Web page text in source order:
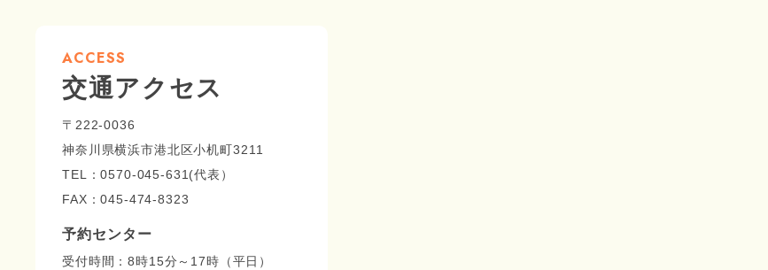
ACCESS
交通アクセス
〒222-0036
神奈川県横浜市港北区小机町3211
TEL：0570-045-631(代表）
FAX：045-474-8323
予約センター
受付時間：8時15分～17時（平日）